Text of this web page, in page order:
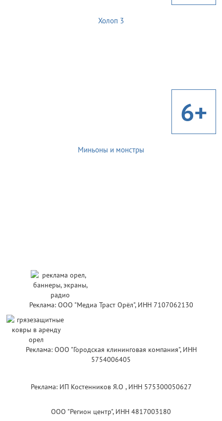
Холоп 3
6+
Миньоны и монстры
Реклама: ООО "Медиа Траст Орёл", ИНН 7107062130
Реклама: ООО "Городская клининговая компания", ИНН
5754006405
Реклама: ИП Костенников Я.О , ИНН 575300050627
ООО "Регион центр", ИНН 4817003180